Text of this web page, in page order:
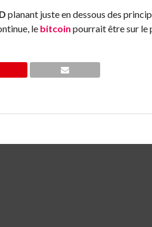
planant juste en dessous des
le bitcoin pourrait être sur le